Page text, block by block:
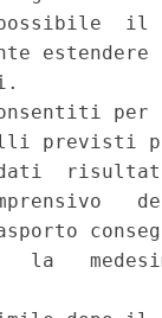
il
per
previsti